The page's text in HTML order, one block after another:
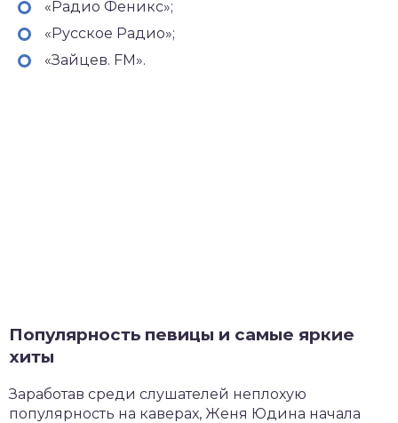
«Радио Феникс»;
«Русское Радио»;
«Зайцев. FM».
Популярность певицы и самые яркие
хиты
Заработав среди слушателей неплохую
популярность на каверах, Женя Юдина начала